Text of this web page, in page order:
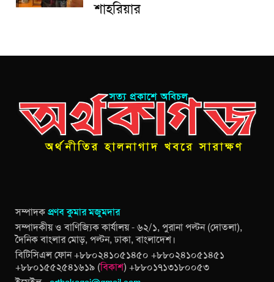
শাহরিয়ার
সম্পাদকপ্রণব কুমার মজুমদার
সম্পাদকীয় ও বাণিজ্যিক কার্যালয় - ৬২/১, পুরানা পল্টন (দোতলা),
দৈনিক বাংলার মোড়, পল্টন, ঢাকা, বাংলাদেশ।
বিটিসিএল ফোন +৮৮০২৪১০৫১৪৫০ +৮৮০২৪১০৫১৪৫১
+৮৮০১৫৫২৫৪১৬১৯ (বিকাশ) +৮৮০১৭১৩১৮০০৫৩